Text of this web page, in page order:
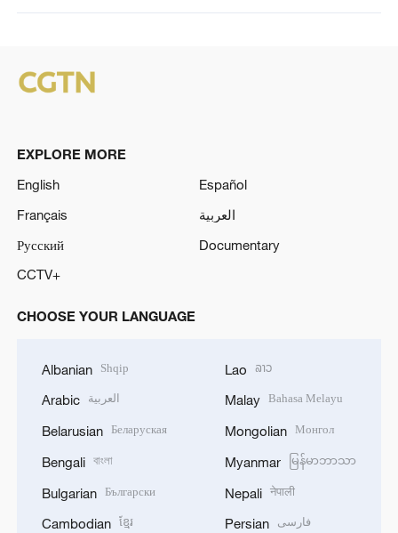
EXPLORE MORE
English
Español
Français
العربية
Русский
Documentary
CCTV+
CHOOSE YOUR LANGUAGE
Albanian Shqip
Arabic العربية
Belarusian Беларуская
Bengali বাংলা
Bulgarian Български
Cambodian ខ្មែរ
Lao ລາວ
Malay Bahasa Melayu
Mongolian Монгол
Myanmar မြန်မာဘာသာ
Nepali नेपाली
Persian فارسی